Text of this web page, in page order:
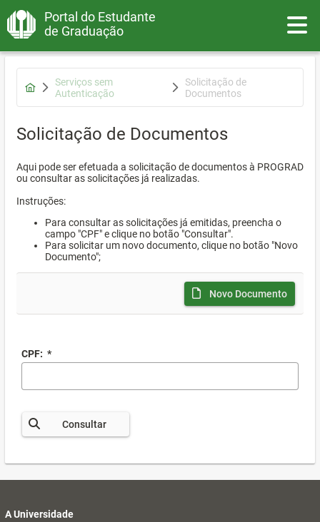
Portal do Estudante
de Graduação
Serviços sem
Autenticação
Solicitação de
Documentos
Solicitação de Documentos
Aqui pode ser efetuada a solicitação de documentos à PROGRAD
ou consultar as solicitações já realizadas.
Instruções:
Para consultar as solicitações já emitidas, preencha o
campo "CPF" e clique no botão "Consultar".
Para solicitar um novo documento, clique no botão "Novo
Documento";
Novo Documento
CPF: *
Consultar
A Universidade